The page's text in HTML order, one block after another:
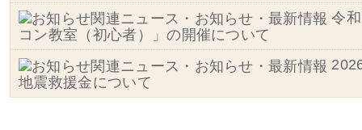
令
コン教室（初心者）」の開催について
地震救援金について